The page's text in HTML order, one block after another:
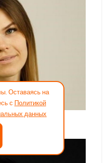
Мерлен»
Оставаясь на
с Политикой
данных